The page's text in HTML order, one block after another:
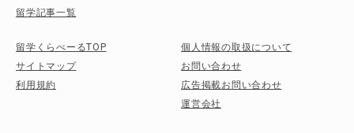
留学記事一覧
留学くらべーるTOP
サイトマップ
利用規約
個人情報の取扱について
お問い合わせ
広告掲載お問い合わせ
運営会社